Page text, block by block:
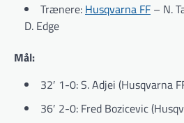
Trænere: Husqvarna FF – N.
D. Edge
Mål:
32′ 1-0: S. Adjei (Husqvarna
36′ 2-0: Fred Bozicevic